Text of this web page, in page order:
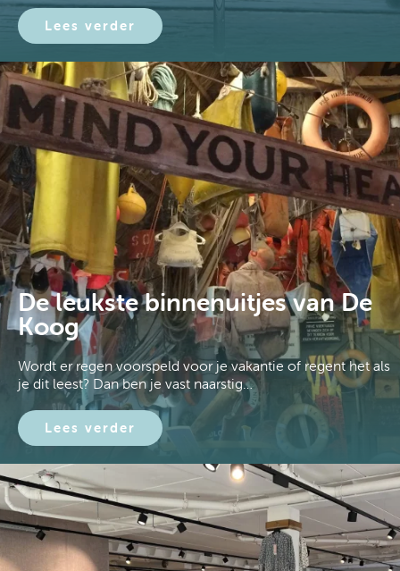
Lees verder
De leukste binnenuitjes van De
Koog
Wordt er regen voorspeld voor je vakantie of regent het als
je dit leest? Dan ben je vast naarstig…
Lees verder